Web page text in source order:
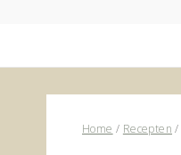
Home / Recepten /